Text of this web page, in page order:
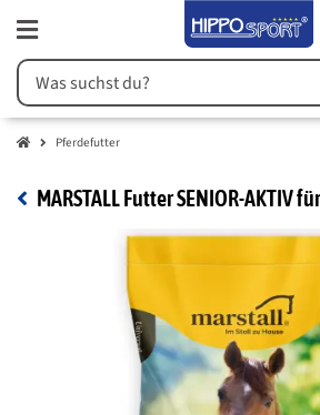
Pferdefutter
MARSTALL Futter SENIOR-AKTIV